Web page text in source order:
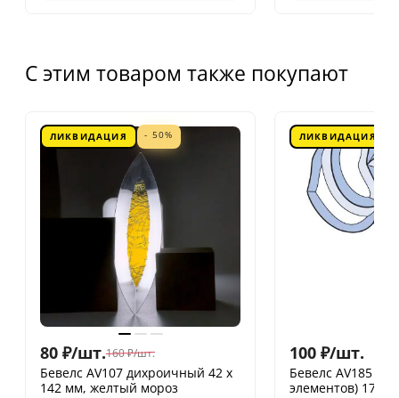
С этим товаром также покупают
ЛИКВИДАЦИЯ - 50%
80 ₽/шт.160 ₽/шт.
Бевелс AV107 дихроичный 42 х
142 мм, желтый мороз
ЛИКВИДАЦИЯ
100 ₽/шт.
Бевелс AV185
элементов) 170